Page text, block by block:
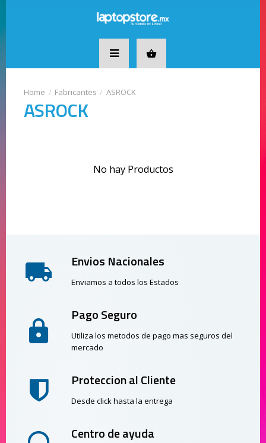
Fabricantes ASROCK
ASROCK
No hay Productos
Envios Nacionales
Enviamos a todos los Estados
Pago Seguro
Utiliza los metodos de pago mas seguros del
mercado
Proteccion al Cliente
Desde click hasta la entrega
Centro de ayuda